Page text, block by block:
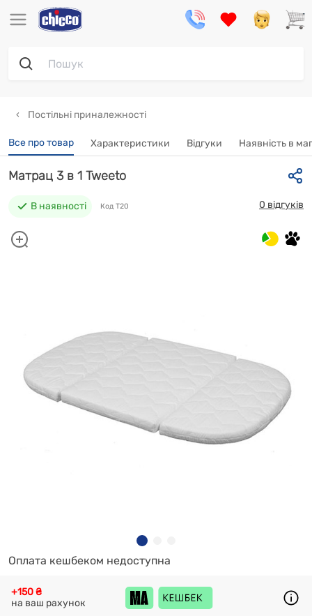
Постільні приналежності
Все про товар Характеристики Відгуки Наявність в
Матрац 3 в 1 Tweeto
В наявності Код T20 0 відгуків
Оплата кешбеком недоступна
+150 ₴
на ваш рахунок